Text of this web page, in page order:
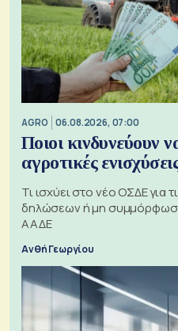
AGRO 06.08.2026, 07:00
Ποιοι κινδυνεύουν
αγροτικές
Τι ισχύει στο νέο ΟΣΔΕ για
δηλώσεων ή μη
ΑΑΔΕ
Ανθή Γεωργίου